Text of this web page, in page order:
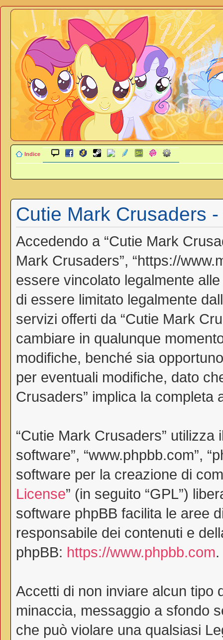
Indice
Cutie Mark Crusaders
Accedendo a “Cutie Mark
Mark Crusaders”, “https://
essere vincolato legalmente
di essere limitato legalmente
servizi offerti da “Cutie Mark
cambiare in qualunque
modifiche, benché sia
per eventuali modifiche, dato
Crusaders” implica la completa
“Cutie Mark Crusaders” utilizza
software”, “www.phpbb.com”,
software per la creazione di
License” (in seguito “GPL”)
software phpBB facilita le aree
responsabile dei contenuti e
phpBB: https://www.phpbb.com.
Accetti di non inviare alcun tipo
minaccia, messaggio a sfondo
che può violare una qualsiasi